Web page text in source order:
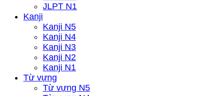
JLPT N1
Kanji
Kanji N5
Kanji N4
Kanji N3
Kanji N2
Kanji N1
Từ vựng
Từ vựng N5